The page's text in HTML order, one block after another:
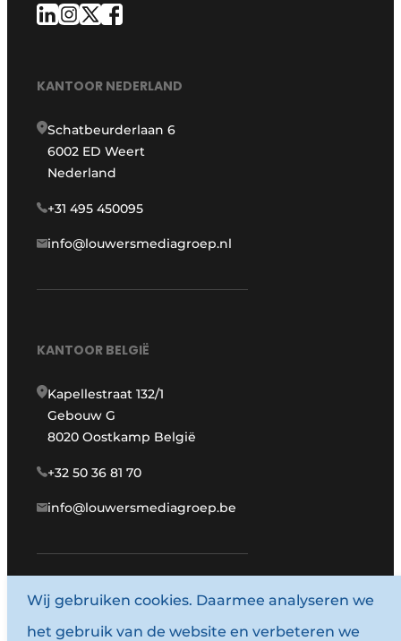
KANTOOR NEDERLAND
Schatbeurderlaan 6
6002 ED Weert
Nederland
+31 495 450095
info@louwersmediagroep.nl
KANTOOR BELGIË
Kapellestraat 132/1
Gebouw G
8020 Oostkamp België
+32 50 36 81 70
info@louwersmediagroep.be
www.louwersmediagroep.com
© 1987 - 2026 Louwersmediagroep.
Wij gebruiken cookies. Daarmee analyseren we
het gebruik van de website en verbeteren we